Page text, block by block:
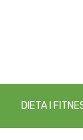
DIETA I